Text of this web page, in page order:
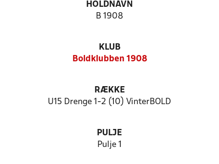
HOLDNAVN
B 1908
KLUB
Boldklubben 1908
RÆKKE
U15 Drenge 1-2 (10) VinterBOLD
PULJE
Pulje 1